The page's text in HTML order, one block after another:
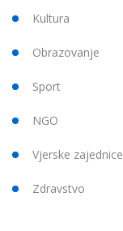
Kultura
Obrazovanje
Sport
NGO
Vjerske zajednice
Zdravstvo